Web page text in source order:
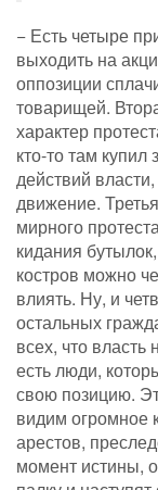
− Есть четыре
выходить на
оппозиции
товарищей.
характер
кто-то там купил
действий
движение.
мирного
кидания
костров можно
влиять. Ну, и
остальных
всех, что
есть люди,
свою позицию.
видим огромное
арестов,
момент истины,